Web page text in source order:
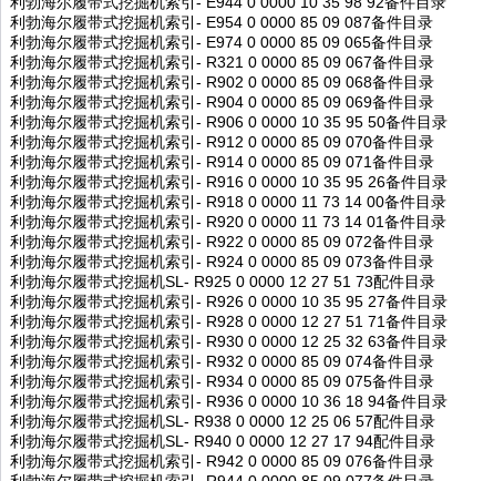
利勃海尔履带式挖掘机索引- E954 0 0000 85 09 087备件目录
利勃海尔履带式挖掘机索引- E974 0 0000 85 09 065备件目录
利勃海尔履带式挖掘机索引- R321 0 0000 85 09 067备件目录
利勃海尔履带式挖掘机索引- R902 0 0000 85 09 068备件目录
利勃海尔履带式挖掘机索引- R904 0 0000 85 09 069备件目录
利勃海尔履带式挖掘机索引- R906 0 0000 10 35 95 50备件目录
利勃海尔履带式挖掘机索引- R912 0 0000 85 09 070备件目录
利勃海尔履带式挖掘机索引- R914 0 0000 85 09 071备件目录
利勃海尔履带式挖掘机索引- R916 0 0000 10 35 95 26备件目录
利勃海尔履带式挖掘机索引- R918 0 0000 11 73 14 00备件目录
利勃海尔履带式挖掘机索引- R920 0 0000 11 73 14 01备件目录
利勃海尔履带式挖掘机索引- R922 0 0000 85 09 072备件目录
利勃海尔履带式挖掘机索引- R924 0 0000 85 09 073备件目录
利勃海尔履带式挖掘机SL- R925 0 0000 12 27 51 73配件目录
利勃海尔履带式挖掘机索引- R926 0 0000 10 35 95 27备件目录
利勃海尔履带式挖掘机索引- R928 0 0000 12 27 51 71备件目录
利勃海尔履带式挖掘机索引- R930 0 0000 12 25 32 63备件目录
利勃海尔履带式挖掘机索引- R932 0 0000 85 09 074备件目录
利勃海尔履带式挖掘机索引- R934 0 0000 85 09 075备件目录
利勃海尔履带式挖掘机索引- R936 0 0000 10 36 18 94备件目录
利勃海尔履带式挖掘机SL- R938 0 0000 12 25 06 57配件目录
利勃海尔履带式挖掘机SL- R940 0 0000 12 27 17 94配件目录
利勃海尔履带式挖掘机索引- R942 0 0000 85 09 076备件目录